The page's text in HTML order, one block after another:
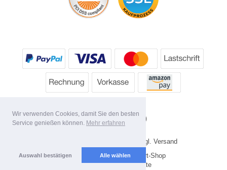
Wir verwenden Cookies, damit Sie den besten
Service genießen können. Mehr erfahren
Auswahl bestätigen Alle wählen
* Alle Preise inkl. MwSt. evtl. zzgl. Versand
Copyright 2026 by HP's Sport-Shop
Mobile Shop by Shopgate